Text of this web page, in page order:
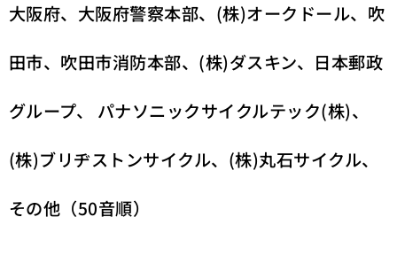
大阪府、大阪府警察本部、(株)オークドール、吹
田市、吹田市消防本部、(株)ダスキン、 日本郵政
グループ、 パナソニックサイクルテック(株)、
(株)ブリヂストンサイクル、(株)丸石サイクル、
その他（50音順）